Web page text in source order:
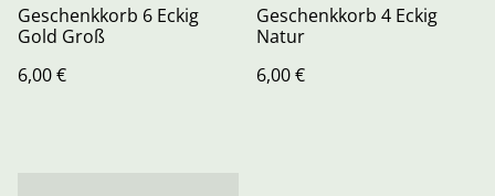
Geschenkkorb 6 Eckig
Gold Groß
6,00 €
Geschenkkorb 4 Eckig
Natur
6,00 €